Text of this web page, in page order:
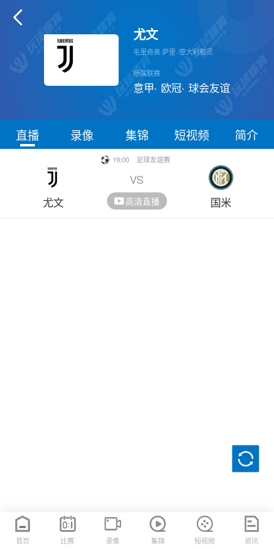

尤文
毛里奇奥·萨里/意大利都灵
所属联赛
意甲、 欧冠、球会友谊
直播 录像 集锦 短视频 简介
19:00 足球友谊赛
尤文
VS
高清直播 国米
首页 比赛 录像 集锦 短视频 资讯